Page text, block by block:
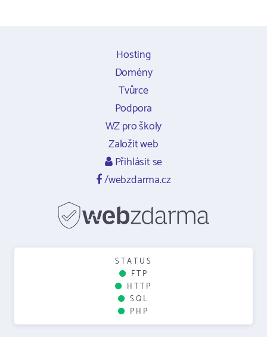
Hosting
Domény
Tvůrce
Podpora
WZ pro školy
Založit web
Přihlásit se
/webzdarma.cz
STATUS
FTP
HTTP
SQL
PHP